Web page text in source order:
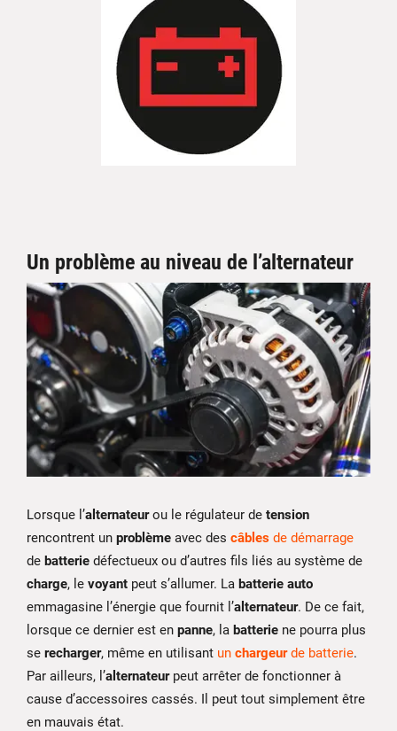
Un problème au niveau de l’alternateur
Lorsque l’alternateurou le régulateur de tension
rencontrent un problème avec des câbles de démarrage
de batterie défectueux ou d’autres fils liés au système de
charge, le voyant peut s’allumer. La batterie auto
emmagasine l’énergie que fournit l’alternateur. De ce fait,
lorsque ce dernier est en panne, la batterie ne pourra plus
se recharger, même en utilisant un chargeurde batterie.
Par ailleurs, l’alternateurpeut arrêter de fonctionner à
cause d’accessoires cassés. Il peut tout simplement être
en mauvais état.